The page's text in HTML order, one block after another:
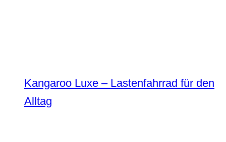
Kangaroo Luxe – Lastenfahrrad für den
Alltag